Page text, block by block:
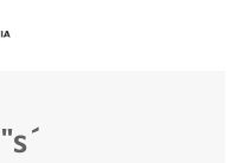
"s´